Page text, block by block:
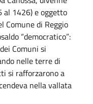
al 1426) e oggetto
Comune di Reggio
“democratico”:
Comuni si
nelle terre di
si rafforzarono a
nella vallata